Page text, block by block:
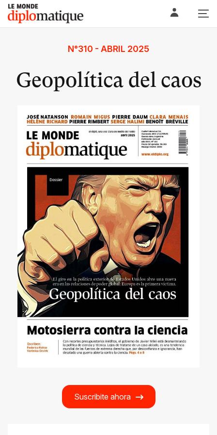
Skip
content
Le monde diplomatique
N°310 - ABRIL 2025
Geopolítica del caos
Suscribite ahora